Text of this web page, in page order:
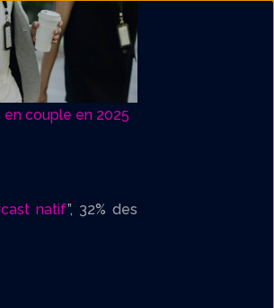
couple en 2025
natif”, 32% des